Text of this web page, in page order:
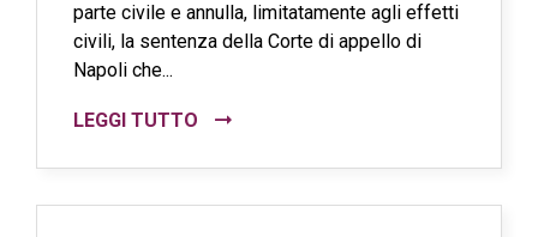
parte civile e annulla, limitatamente agli effetti
civili, la sentenza della Corte di appello di
Napoli che...
LEGGI TUTTO